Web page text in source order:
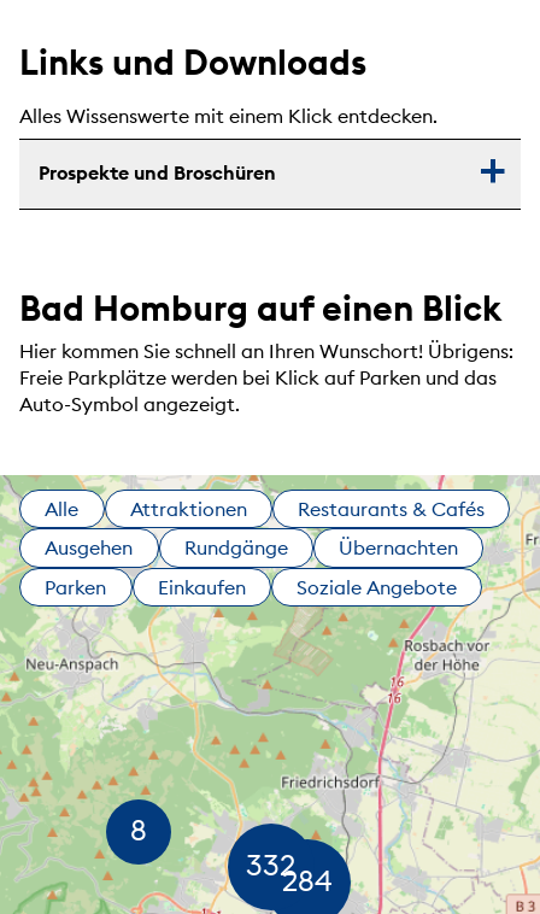
Links und Downloads
Alles Wissenswerte mit einem Klick entdecken.
Prospekte und Broschüren
Bad Homburg auf einen Blick
Hier kommen Sie schnell an Ihren Wunschort! Übrigens:
Freie Parkplätze werden bei Klick auf Parken und das
Auto-Symbol angezeigt.
Alle Attraktionen
Restaurants & Cafés
Ausgehen
Rundgänge
Übernachten
Parken
Einkaufen Soziale Angebote